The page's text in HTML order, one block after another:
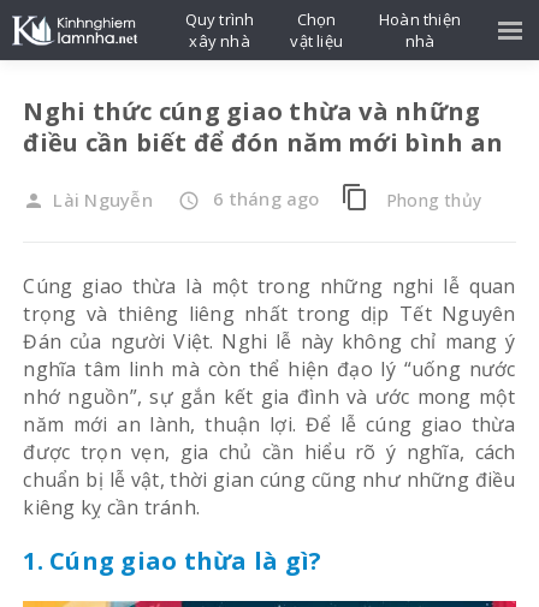
Nghi thức cúng giao thừa và những
điều cần biết để đón năm mới bình an
person Lài Nguyễn access_time 6 tháng ago content_copy Phong thủy
Cúng giao thừa là một trong những nghi lễ quan
trọng và thiêng liêng nhất trong dịp Tết Nguyên
Đán của người Việt. Nghi lễ này không chỉ mang ý
nghĩa tâm linh mà còn thể hiện đạo lý “uống nước
nhớ nguồn”, sự gắn kết gia đình và ước mong một
năm mới an lành, thuận lợi. Để lễ cúng giao thừa
được trọn vẹn, gia chủ cần hiểu rõ ý nghĩa, cách
chuẩn bị lễ vật, thời gian cúng cũng như những điều
kiêng kỵ cần tránh.
1. Cúng giao thừa là gì?
Quy trình
xây nhà
Chọn
vật liệu
Hoàn thiện
nhà